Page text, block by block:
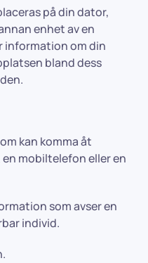
på din dator,
enhet av en
information om din
bland dess
kan komma åt
mobiltelefon eller en
som avser en
individ.